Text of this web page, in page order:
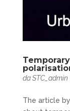
daSTC_admin
The article